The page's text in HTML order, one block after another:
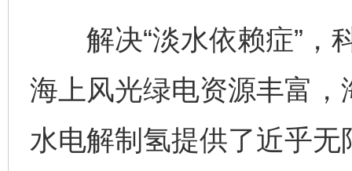
解决“淡水依赖症”，
海上风光绿电资源丰富
水电解制氢提供了近乎